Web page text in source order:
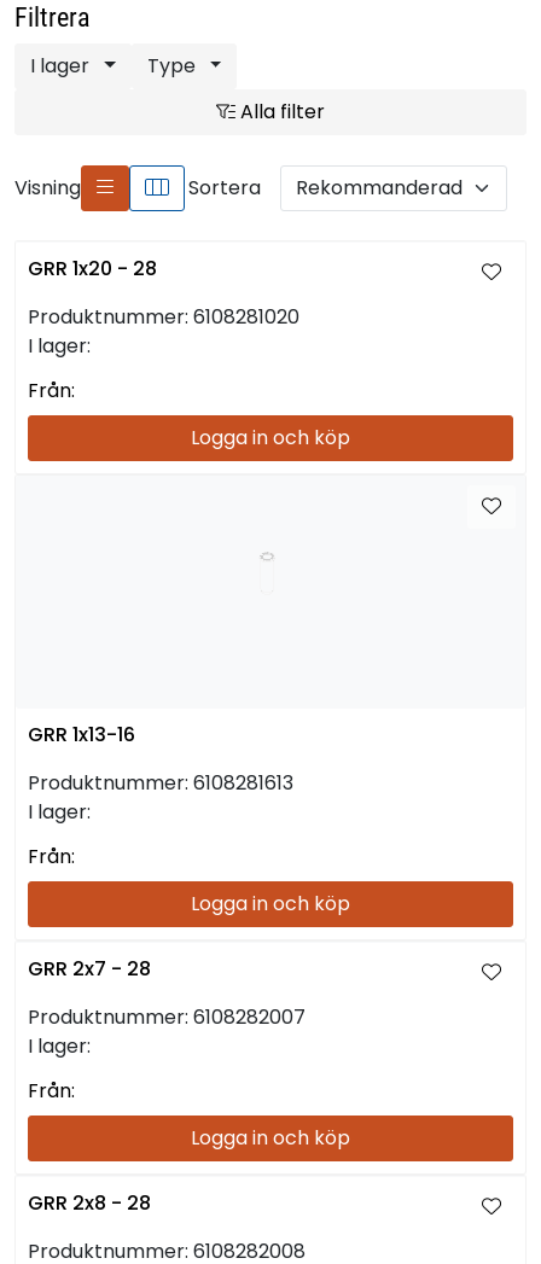
Filtrera
I lager
Type
Alla filter
Visning Sortera
GRR 1x20 - 28
Produktnummer: 6108281020
I lager:
Från:
Logga in och köp
GRR 1x13-16
Produktnummer: 6108281613
I lager:
Från:
Logga in och köp
GRR 2x7 - 28
Produktnummer: 6108282007
I lager:
Från:
Logga in och köp
GRR 2x8 - 28
Produktnummer: 6108282008